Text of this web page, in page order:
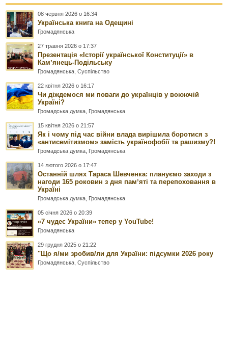
08 червня 2026 о 16:34
Українська книга на Одещині
Громадянська
27 травня 2026 о 17:37
Презентація «Історії української Конституції» в
Камʼянець-Подільську
Громадянська ,Суспільство
22 квітня 2026 о 16:17
Чи діждемося ми поваги до українців у воюючій
Україні?
Громадська думка Громадянська
15 квітня 2026 о 21:57
Як і чому під час війни влада вирішила боротися з
«антисемітизмом» замість українофобії та рашизму?!
Громадська думка Громадянська
14 лютого 2026 о 17:47
Останній шлях Тараса Шевченка: плануємо заходи з
нагоди 165 роковин з дня памʼяті та перепоховання в
Україні
Громадська думка Громадянська
05 січня 2026 о 20:39
«7 чудес України» тепер у YouTube!
Громадянська
29 грудня 2025 о 21:22
"Що я/ми зробив/ли для України: підсумки 2026 року
Громадянська ,Суспільство